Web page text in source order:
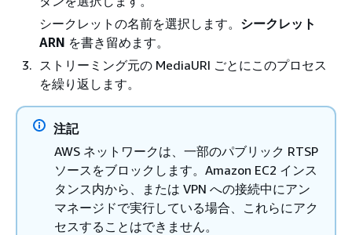
シークレットの名前を選択します。 シークレット
ARN を書き留めます。
ストリーミング元の MediaURI ごとにこのプロセス
を繰り返します。
注記
AWS ネットワークは、一部のパブリック RTSP
ソースをブロックします。Amazon EC2 インス
タンス内から、または VPN への接続中にアン
マネージドで実行している場合、これらにアク
セスすることはできません。